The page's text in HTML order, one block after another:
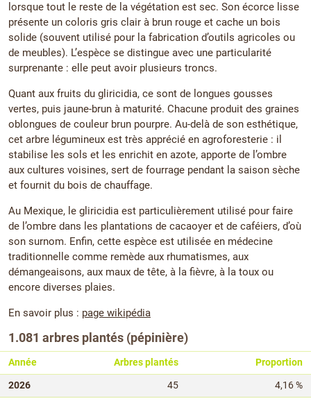
lorsque tout le reste de la végétation est sec. Son écorce lisse
présente un coloris gris clair à brun rouge et cache un bois
solide (souvent utilisé pour la fabrication d’outils agricoles ou
de meubles). L’espèce se distingue avec une particularité
surprenante : elle peut avoir plusieurs troncs.
Quant aux fruits du gliricidia, ce sont de longues gousses
vertes, puis jaune-brun à maturité. Chacune produit des graines
oblongues de couleur brun pourpre. Au-delà de son esthétique,
cet arbre légumineux est très apprécié en agroforesterie : il
stabilise les sols et les enrichit en azote, apporte de l’ombre
aux cultures voisines, sert de fourrage pendant la saison sèche
et fournit du bois de chauffage.
Au Mexique, le gliricidia est particulièrement utilisé pour faire
de l’ombre dans les plantations de cacaoyer et de caféiers, d’où
son surnom. Enfin, cette espèce est utilisée en médecine
traditionnelle comme remède aux rhumatismes, aux
démangeaisons, aux maux de tête, à la fièvre, à la toux ou
encore diverses plaies.
En savoir plus : page wikipédia
1.081 arbres plantés (pépinière)
Année Arbres plantés
Proportion
2026
45 4,16 %